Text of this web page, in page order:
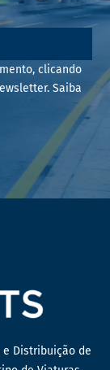
clicando
Saiba
e Distribuição de